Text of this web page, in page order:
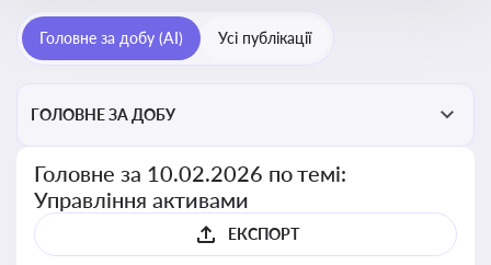
Головне за добу (AI) Усі публікації
ГОЛОВНЕ ЗА ДОБУ
Головне за 10.02.2026 по темі:
Управління активами
ЕКСПОРТ